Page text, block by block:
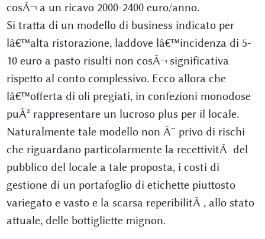
cosÃ¬ a un ricavo 2000-2400 euro/anno.
Si tratta di un modello di business indicato per
lâ€™alta ristorazione, laddove lâ€™incidenza di 5-
10 euro a pasto risulti non cosÃ¬ significativa
rispetto al conto complessivo. Ecco allora che
lâ€™offerta di oli pregiati, in confezioni monodose
puÃ² rappresentare un lucroso plus per il locale.
Naturalmente tale modello non Ã¨ privo di rischi
che riguardano particolarmente la recettivitÃ del
pubblico del locale a tale proposta, i costi di
gestione di un portafoglio di etichette piuttosto
variegato e vasto e la scarsa reperibilitÃ , allo stato
attuale, delle bottigliette mignon.